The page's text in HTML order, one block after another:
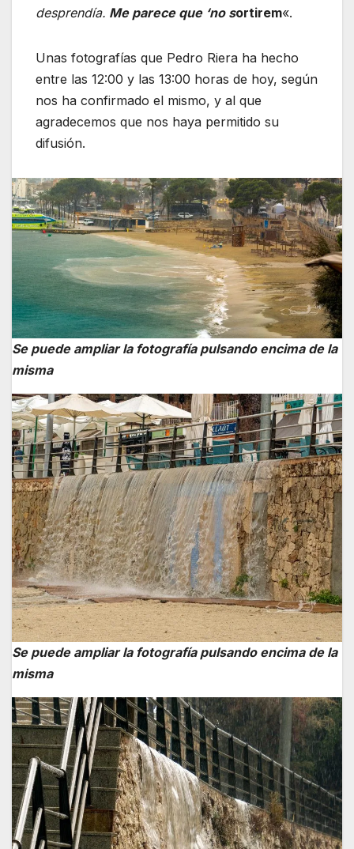
desprendía. Me parece que ‘no sortirem«.
Unas fotografías que Pedro Riera ha hecho
entre las 12:00 y las 13:00 horas de hoy, según
nos ha confirmado el mismo, y al que
agradecemos que nos haya permitido su
difusión.
Se puede ampliar la fotografía pulsando encima de la
misma
Se puede ampliar la fotografía pulsando encima de la
misma